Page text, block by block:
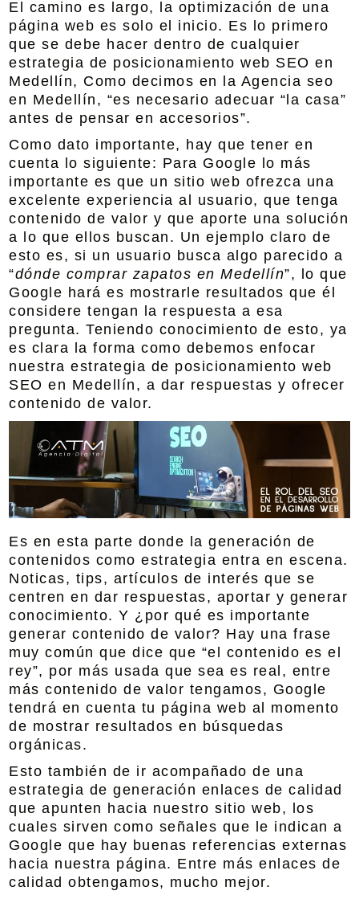
El camino es largo, la optimización de una
página web es solo el inicio. Es lo primero
que se debe hacer dentro de cualquier
estrategia de posicionamiento web SEO en
Medellí n, Como decimos en la Agencia seo
en Medellín, “es necesario adecuar “la casa”
antes de pensar en accesorios”.
Como dato importante, hay que tener en
cuenta lo siguiente: Para Google lo más
importante es que un sitio web ofrezca una
excelente experiencia al usuario, que tenga
contenido de valor y que aporte una solución
a lo que ellos buscan. Un ejemplo claro de
esto es, si un usuario busca algo parecido a
“dónde comprar zapatos en Medellín”, lo que
Google hará es mostrarle resultados que él
considere tengan la respuesta a esa
pregunta. Teniendo conocimiento de esto, ya
es clara la forma como debemos enfocar
nuestra estrategia de posicionamiento web
SEO en Medellín, a dar respuestas y ofrecer
contenido de valor.
Es en esta parte donde la generación de
contenidos como estrategia entra en escena.
Noticas, tips, artículos de interés que se
centren en dar respuestas, aportar y generar
conocimiento. Y ¿por qué es importante
generar contenido de valor? Hay una frase
muy común que dice que “el contenido es el
rey”, por más usada que sea es real, entre
más contenido de valor tengamos, Google
tendrá en cuenta tu página web al momento
de mostrar resultados en búsquedas
orgánicas.
Esto también de ir acompañado de una
estrategia de generación enlaces de calidad
que apunten hacia nuestro sitio web, los
cuales sirven como señales que le indican a
Google que hay buenas referencias externas
hacia nuestra página. Entre más enlaces de
calidad obtengamos, mucho mejor.